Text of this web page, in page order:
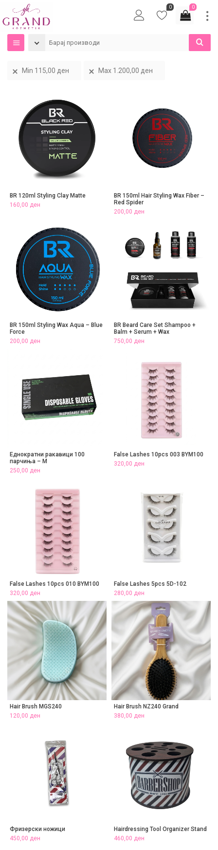
0
0
Min 115,00 ден Max 1.200,00 ден
BR 120ml Styling Clay Matte
160,00 ден
BR 150ml Hair Styling Wax Fiber –
Red Spider
200,00 ден
BR 150ml Styling Wax Aqua – Blue
Force
200,00 ден
BR Beard Care Set Shampoo +
Balm + Serum + Wax
750,00 ден
Еднократни ракавици 100
парчиња – M
250,00 ден
False Lashes 10pcs 003 BYM100
320,00 ден
False Lashes 10pcs 010 BYM100
320,00 ден
False Lashes 5pcs 5D-102
280,00 ден
Hair Brush MGS240
120,00 ден
Hair Brush NZ240 Grand
380,00 ден
Фризерски ножици
450,00 ден
Hairdressing Tool Organizer Stand
460,00 ден